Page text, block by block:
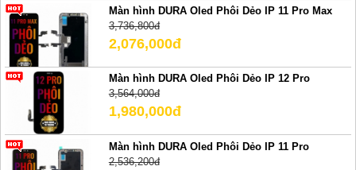
Màn hình DURA Oled Phôi Dẻo IP 11 Pro Max
3,736,800đ
2,076,000đ
Màn hình DURA Oled Phôi Dẻo IP 12 Pro
3,564,000đ
1,980,000đ
Màn hình DURA Oled Phôi Dẻo IP 11 Pro
2,536,200đ